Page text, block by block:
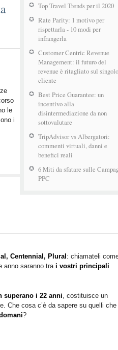
Top Travel Trends per il 2020
Rate Parity: 1 motivo per
rispettarla - 10 modi per
infrangerla
Customer Centric Revenue
Management: il futuro del
revenue è ritagliato sul singolo
cliente
Best Price Guarantee: un
incentivo alla
disintermediazione da non
sottovalutare
TripAdvisor vs Albergatori:
commenti virtuali, danni e
benefici reali
6 Miti da sfatare sulle
PPC
le
i
Centennial, Plural : chiamateli
anno saranno trai vostri principali
superano i 22 anni, costituisce un
Che cosa c’è da sapere su quelli che
?